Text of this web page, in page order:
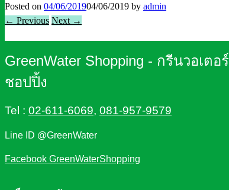
Posted on 04/06/201904/06/2019 by admin
← Previous Next →
GreenWater Shopping - กรีนวอเตอร์
ชอปปิ้ง
Tel : 02-611-6069, 081-957-9579
Line ID @GreenWater
Facebook GreenWaterShopping